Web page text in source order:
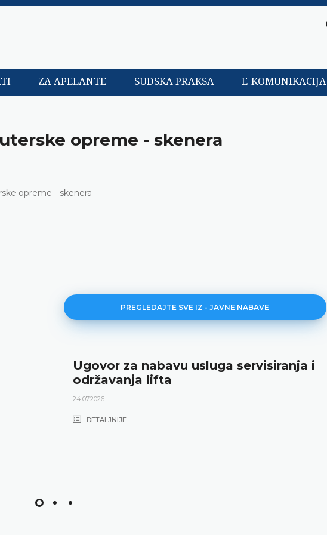
ZA APELANTE SUDSKA PRAKSA E-KOMUNIKACIJA
opreme - skenera
opreme - skenera
PREGLEDAJTE SVE IZ - JAVNE NABAVE
Ugovor za nabavu usluga servisiranja i
održavanja lifta
24.07.2026.
DETALJNIJE